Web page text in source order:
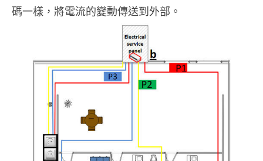
碼一樣，將電流的變動傳送到外部。